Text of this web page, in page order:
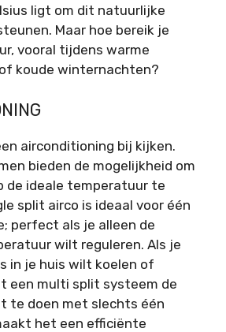
ligt om dit natuurlijke
Maar hoe bereik je
vooral tijdens warme
koude winternachten?
airconditioning bij kijken.
bieden de mogelijkheid om
de ideale temperatuur te
split airco is ideaal voor één
perfect als je alleen de
wilt reguleren. Als je
in je huis wilt koelen of
een multi split systeem de
te doen met slechts één
het een efficiënte